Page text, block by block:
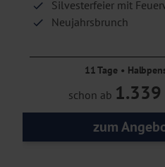
Silvesterfeier mit
Neujahrsbrunch
11 Tage •
schon ab
zum